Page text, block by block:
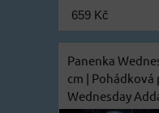
659 Kč
Panenka
cm | Pohádková
Wednesday